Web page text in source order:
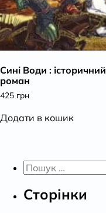
Сині Води : історичний
роман
425 грн
Додати в кошик
Пошук:
Сторінки